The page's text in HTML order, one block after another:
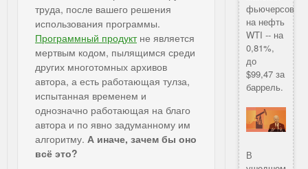
труда, после вашего решения
использования программы.
Программный продуктне является
мертвым кодом, пылящимся среди
других многотомных архивов
автора, а есть работающая тулза,
испытанная временем и
однозначно работающая на благо
автора и по явно задуманному им
алгоритму. А иначе, зачем бы оно
всё это?
фьючерсов
на нефть
WTI -- на
0,81%,
до
$99,47 за
баррель.
В